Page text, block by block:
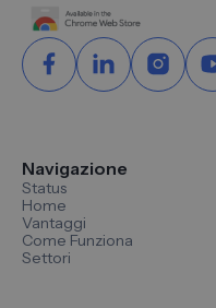
Navigazione
Status
Home
Vantaggi
Come Funziona
Settori